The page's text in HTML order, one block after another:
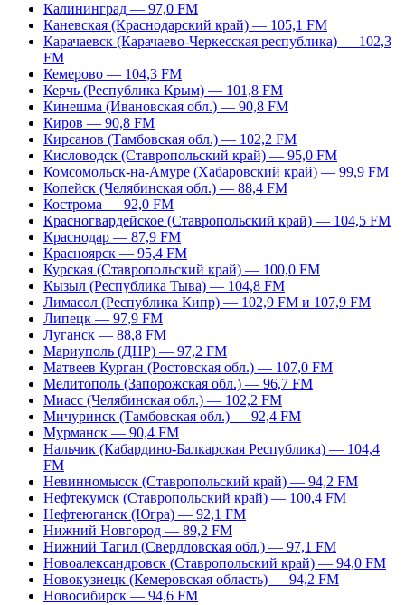
Калининград — 97,0 FM
Каневская (Краснодарский край) — 105,1 FM
Карачаевск (Карачаево-Черкесская республика) — 102,3
FM
Кемерово — 104,3 FM
Керчь (Республика Крым) — 101,8 FM
Кинешма (Ивановская обл.) — 90,8 FM
Киров — 90,8 FM
Кирсанов (Тамбовская обл.) — 102,2 FM
Кисловодск (Ставропольский край) — 95,0 FM
Комсомольск-на-Амуре (Хабаровский край) — 99,9 FM
Копейск (Челябинская обл.) — 88,4 FM
Кострома — 92,0 FM
Красногвардейское (Ставропольский край) — 104,5 FM
Краснодар — 87,9 FM
Красноярск — 95,4 FM
Курская (Ставропольский край) — 100,0 FM
Кызыл (Республика Тыва) — 104,8 FM
Лимасол (Республика Кипр) — 102,9 FM и 107,9 FM
Липецк — 97,9 FM
Луганск — 88,8 FM
Мариуполь (ДНР) — 97,2 FM
Матвеев Курган (Ростовская обл.) — 107,0 FM
Мелитополь (Запорожская обл.) — 96,7 FM
Миасс (Челябинская обл.) — 102,2 FM
Мичуринск (Тамбовская обл.) — 92,4 FM
Мурманск — 90,4 FM
Нальчик (Кабардино-Балкарская Республика) — 104,4
FM
Невинномысск (Ставропольский край) — 94,2 FM
Нефтекумск (Ставропольский край) — 100,4 FM
Нефтеюганск (Югра) — 92,1 FM
Нижний Новгород — 89,2 FM
Нижний Тагил (Свердловская обл.) — 97,1 FM
Новоалександровск (Ставропольский край) — 94,0 FM
Новокузнецк (Кемеровская область) — 94,2 FM
Новосибирск — 94,6 FM